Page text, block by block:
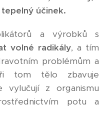
účinek.
a výrobků s
volné radikály, a tím
problémům a
tom tělo zbavuje
vylučují z organismu
potu a